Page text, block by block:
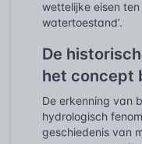
wettelijke eisen
watertoestand’.
De
het concept
De erkenning van
hydrologisch
geschiedenis van